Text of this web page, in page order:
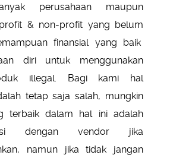
perusahaan maupun
& non-profit yang belum
finansial yang baik
diri untuk menggunakan
illegal. Bagi kami hal
tetap saja salah, mungkin
terbaik dalam hal ini adalah
dengan vendor jika
namun jika tidak jangan